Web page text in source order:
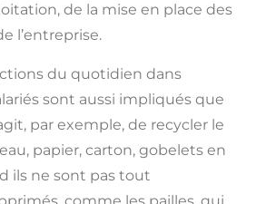
de la mise en place des
l’entreprise.
du quotidien dans
sont aussi impliqués que
par exemple, de recycler le
papier, carton, gobelets en
ils ne sont pas tout
comme les pailles, qui